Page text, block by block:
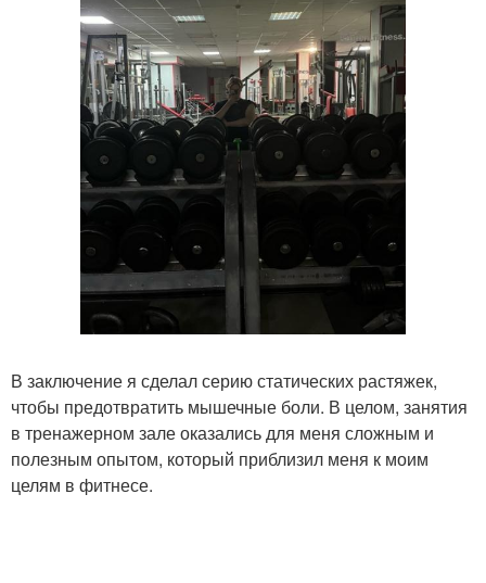
В заключение я сделал серию статических растяжек,
чтобы предотвратить мышечные боли. В целом, занятия
в тренажерном зале оказались для меня сложным и
полезным опытом, который приблизил меня к моим
целям в фитнесе.